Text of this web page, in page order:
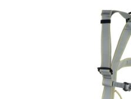
hvězdiček.